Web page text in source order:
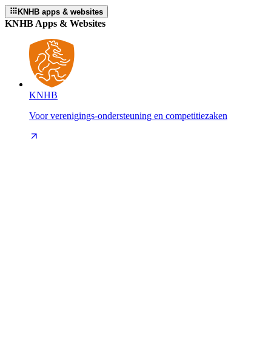
KNHB apps & websites
KNHB Apps & Websites
KNHB
Voor verenigings-ondersteuning en competitiezaken